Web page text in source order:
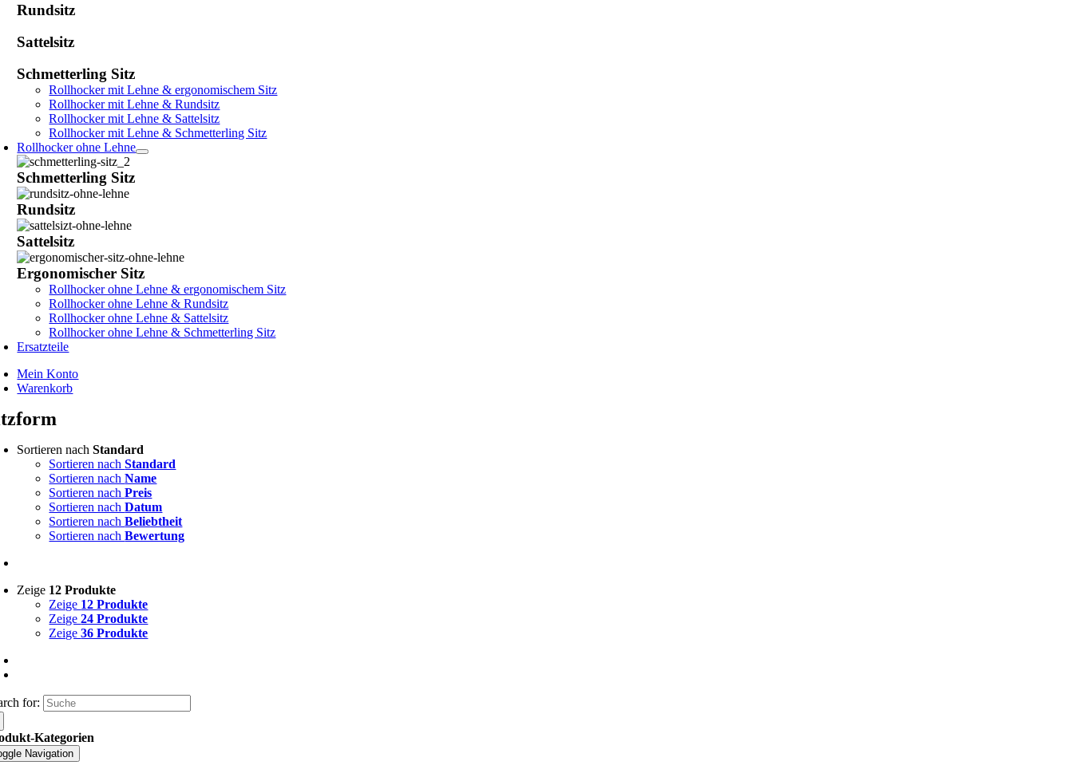
Rundsitz
Sattelsitz
Schmetterling Sitz
Rollhocker mit Lehne & ergonomischem Sitz
Rollhocker mit Lehne & Rundsitz
Rollhocker mit Lehne & Sattelsitz
Rollhocker mit Lehne & Schmetterling Sitz
Rollhocker ohne Lehne
Schmetterling Sitz
Rundsitz
Sattelsitz
Ergonomischer Sitz
Rollhocker ohne Lehne & ergonomischem Sitz
Rollhocker ohne Lehne & Rundsitz
Rollhocker ohne Lehne & Sattelsitz
Rollhocker ohne Lehne & Schmetterling Sitz
Ersatzteile
Mein Konto
Warenkorb
Sortieren nachStandard
Sortieren nachStandard
Sortieren nachName
Sortieren nachPreis
Sortieren nachDatum
Sortieren nachBeliebtheit
Sortieren nachBewertung
Zeige 12 Produkte
Zeige 12 Produkte
Zeige24 Produkte
Zeige36 Produkte
for:
Kategorien
Navigation